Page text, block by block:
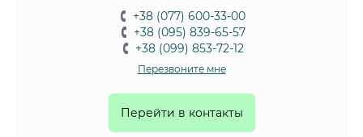
+38 (077) 600-33-00
+38 (095) 839-65-57
+38 (099) 853-72-12
Перезвоните мне
Перейти в контакты